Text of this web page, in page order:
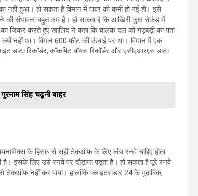
नहीं हुआ। हो सकता है विमान में पावर की कमी हो गई हो। इसे
की संभावना बहुत कम है। हो सकता है कि आखिरी कुछ सेकंड में
का जिक्र करते हुए खालिद ने कहा कि चालक दल को गड़बड़ी का पता
नहीं था। विमान 600 फीट की ऊंचाई पर था। विमान में एक
रिकॉर्डर, कॉकपिट वॉयस रिकॉर्डर और एसीएआरएस डाटा
सिंह चढूनी बाहर
के हिसाब से सही टेकऑफ के लिए लंबा रनवे चाहिए होता
है। इसके लिए उसे रनवे पर दौड़ाना पड़ता है। हो सकता है पूरे रनवे
टेकऑफ नहीं कर पाया। हालांकि फ्लाइटराडार 24 के मुताबिक,